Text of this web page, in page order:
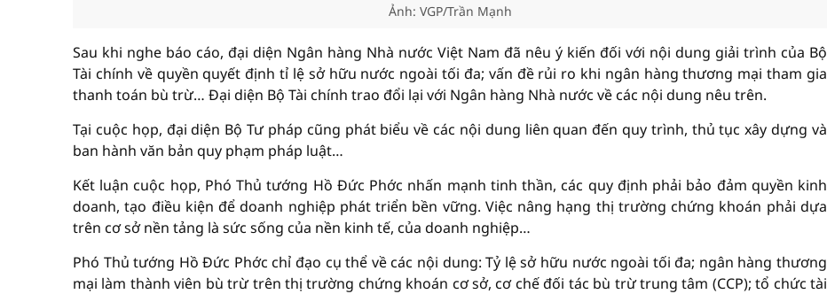
Ảnh: VGP/Trần Mạnh
Sau khi nghe báo cáo, đại diện Ngân hàng Nhà nước Việt Nam đã nêu ý kiến đối với nội dung giải trình của Bộ
Tài chính về quyền quyết định tỉ lệ sở hữu nước ngoài tối đa; vấn đề rủi ro khi ngân hàng thương mại tham gia
thanh toán bù trừ… Đại diện Bộ Tài chính trao đổi lại với Ngân hàng Nhà nước về các nội dung nêu trên.
Tại cuộc họp, đại diện Bộ Tư pháp cũng phát biểu về các nội dung liên quan đến quy trình, thủ tục xây dựng và
ban hành văn bản quy phạm pháp luật…
Kết luận cuộc họp, Phó Thủ tướng Hồ Đức Phớc nhấn mạnh tinh thần, các quy định phải bảo đảm quyền kinh
doanh, tạo điều kiện để doanh nghiệp phát triển bền vững. Việc nâng hạng thị trường chứng khoán phải dựa
trên cơ sở nền tảng là sức sống của nền kinh tế, của doanh nghiệp…
Phó Thủ tướng Hồ Đức Phớc chỉ đạo cụ thể về các nội dung: Tỷ lệ sở hữu nước ngoài tối đa; ngân hàng thương
mại làm thành viên bù trừ trên thị trường chứng khoán cơ sở, cơ chế đối tác bù trừ trung tâm (CCP); tổ chức tài